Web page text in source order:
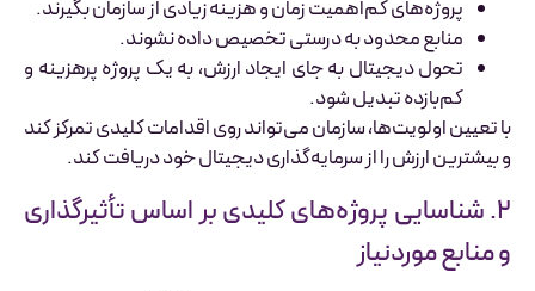
پروژه‌های کم‌اهمیت زمان و هزینه زیادی از سازمان بگیرند.
منابع محدود به درستی تخصیص داده نشوند.
تحول دیجیتال به جای ایجاد ارزش، به یک پروژه پرهزینه و
کم‌بازده تبدیل شود.
با تعیین اولویت‌ها، سازمان می‌تواند روی اقدامات کلیدی تمرکز کند
و بیشترین ارزش را از سرمایه‌گذاری دیجیتال خود دریافت کند.
۲. شناسایی پروژه‌های کلیدی بر اساس تأثیرگذاری
و منابع موردنیاز